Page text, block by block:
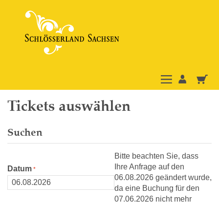
Tickets auswählen
Suchen
Datum
Bitte beachten Sie, dass
Ihre Anfrage auf den
06.08.2026 geändert wurde,
da eine Buchung für den
07.06.2026 nicht mehr